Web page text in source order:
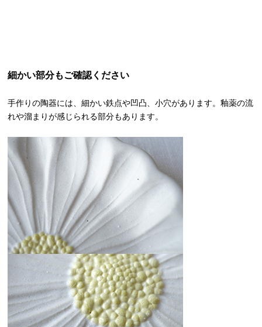
細かい部分もご確認ください
手作りの陶器には、細かい鉄点や凹凸、小穴があります。釉薬の流
れや溜まりが感じられる部分もあります。